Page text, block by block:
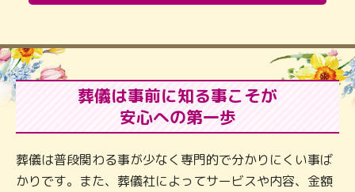
葬儀は事前に知る事こそが
安心への第一歩
葬儀は普段関わる事が少なく専門的で分かりにくい事ば
かりです。また、葬儀社によってサービスや内容、金額